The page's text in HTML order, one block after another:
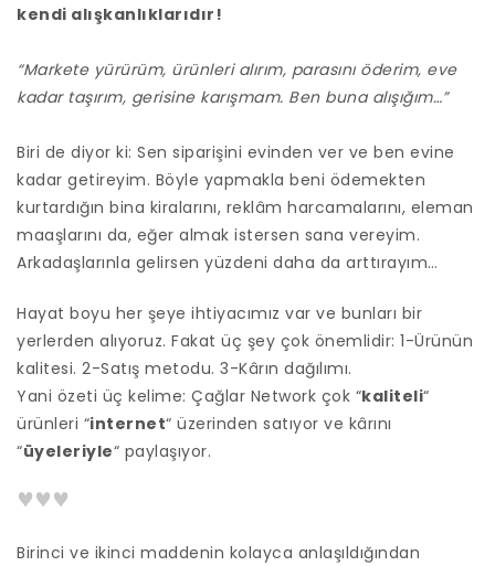
kendi alışkanlıklarıdır!
“Markete yürürüm, ürünleri alırım, parasını öderim, eve
kadar taşırım, gerisine karışmam. Ben buna alışığım…”
Biri de diyor ki: Sen siparişini evinden ver ve ben evine
kadar getireyim. Böyle yapmakla beni ödemekten
kurtardığın bina kiralarını, reklâm harcamalarını, eleman
maaşlarını da, eğer almak istersen sana vereyim.
Arkadaşlarınla gelirsen yüzdeni daha da arttırayım…
Hayat boyu her şeye ihtiyacımız var ve bunları bir
yerlerden alıyoruz. Fakat üç şey çok önemlidir: 1-Ürünün
kalitesi. 2-Satış metodu. 3-Kârın dağılımı.
Yani özeti üç kelime: Çağlar Network çok “kaliteli“
ürünleri “internet“ üzerinden satıyor ve kârını
“üyeleriyle“ paylaşıyor.
Birinci ve ikinci maddenin kolayca anlaşıldığından